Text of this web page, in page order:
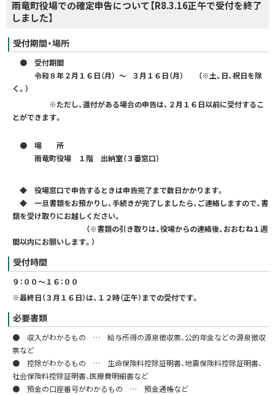
雨竜町役場での確定申告について【R8.3.16正午で受付を終了
しました】
受付期間・場所
● 受付期間
令和８年２月１６日（月） ～ ３月１６日（月） （※土、日、祝日を除
く。）
※ただし、還付がある場合の申告は、２月１６日以前に受付するこ
とができます。
● 場 所
雨竜町役場 １階 出納室（３番窓口）
◆ 役場窓口で申告するときは申告完了まで数日かかります。
◆ 一旦書類をお預かりし、手続きが完了しましたら、ご連絡しますので、書
類を受け取りにお越しください。
（※書類の引き取りは、役場からの連絡後、おおむね１週
間以内にお願いします。）
受付時間
９：００～１６：００
※最終日（３月１６日）は、１２時（正午）までの受付です。
必要書類
● 収入がわかるもの … 給与所得の源泉徴収票、公的年金などの源泉徴収
票など
● 控除がわかるもの … 生命保険料控除証明書、地震保険料控除証明書、
社会保険料控除証明書、医療費明細書など
● 預金の口座番号がわかるもの … 預金通帳など